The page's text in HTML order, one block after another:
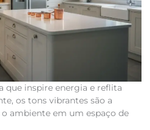
que inspire energia e reflita
os tons vibrantes são a
ambiente em um espaço de